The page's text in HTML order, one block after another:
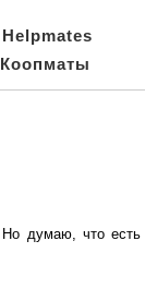
Коопматы
Но думаю, что